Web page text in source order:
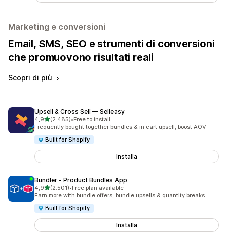
Marketing e conversioni
Email, SMS, SEO e strumenti di conversioni
che promuovono risultati reali
Scopri di più
Upsell & Cross Sell — Selleasy
4,9stelle su 5
(2.485)
2485 recensioni totali
•Free to install
Frequently bought together bundles & in cart upsell, boost AOV
Built for Shopify
Installa
Bundler ‑ Product Bundles App
4,9stelle su 5
(2.501)
2501 recensioni totali
•Free plan available
Earn more with bundle offers, bundle upsells & quantity breaks
Built for Shopify
Installa